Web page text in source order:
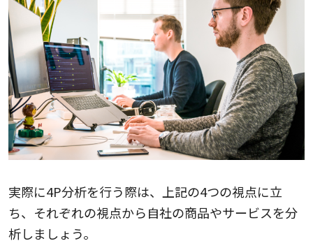
実際に4P分析を行う際は、上記の4つの視点に立
ち、それぞれの視点から自社の商品やサービスを分
析しましょう。